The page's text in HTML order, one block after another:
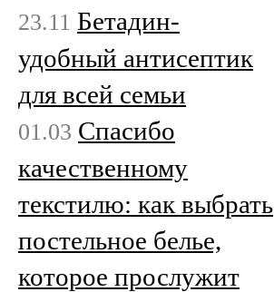
23.11 Бетадин-
удобный антисептик
для всей семьи
01.03 Спасибо
качественному
текстилю: как выбрать
постельное белье,
которое прослужит